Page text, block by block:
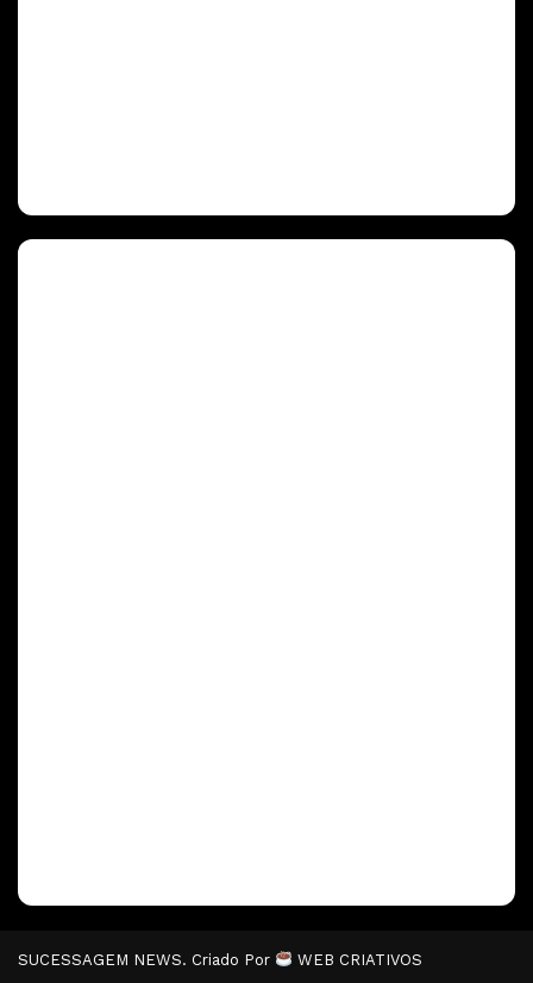
SUCESSAGEM NEWS. Criado Por WEB CRIATIVOS